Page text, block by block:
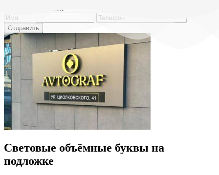
Обратный звонок
Световые объёмные буквы на
подложке